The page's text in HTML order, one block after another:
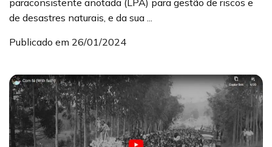
de desastres naturais, e da sua ...
Publicado em 26/01/2024